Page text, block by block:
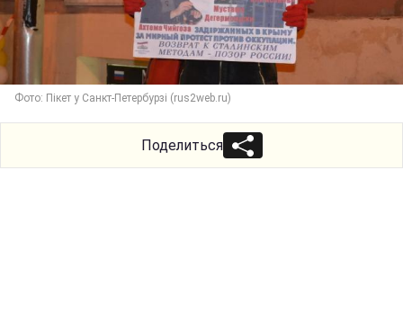
Фото: Пікет у Санкт-Петербурзі (rus2web.ru)
Поделиться